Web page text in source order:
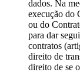
dados. Na
execução do
ou do
para dar
contratos
direito de
direito de se